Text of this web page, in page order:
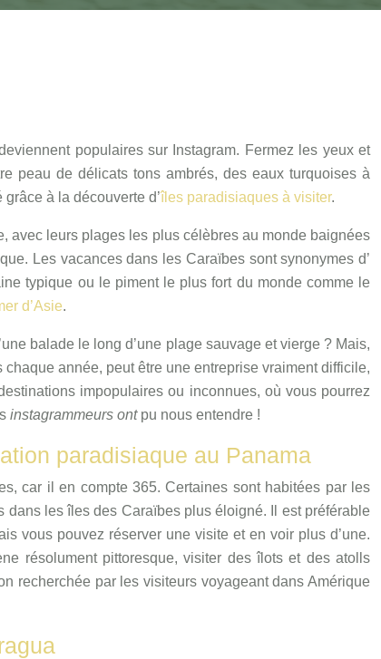
populaires sur Instagram. Fermez les yeux et
peau de délicats tons ambrés, des eaux turquoises à
à la découverte d’îles paradisiaques à visiter.
avec leurs plages les plus célèbres au monde baignées
Les vacances dans les Caraïbessont synonymes d’
typique ou le piment le plus fort du monde comme le
d’Asie.
balade le long d’une plage sauvage et vierge ? Mais,
année, peut être une entreprise vraiment difficile,
impopulaires ou inconnues, où vous pourrez
instagrammeurs ontpu nous entendre !
paradisiaque au Panama
car il en compte 365. Certaines sont habitées par les
dans les îles des Caraïbes plus éloigné. Il est préférable
vous pouvez réserver une visite et en voir plus d’une.
résolument pittoresque, visiter des îlots et des atolls
recherchée par les visiteurs voyageant dans Amérique